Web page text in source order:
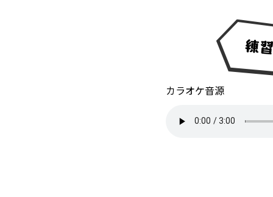
カラオケ音源